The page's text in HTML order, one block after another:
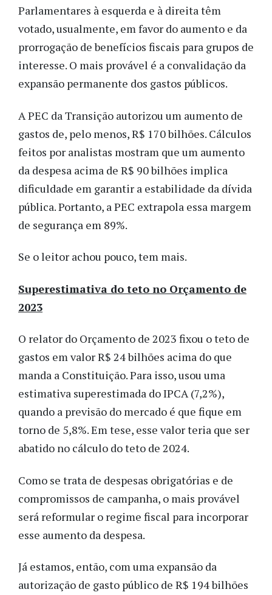
Parlamentares à esquerda e à direita têm
votado, usualmente, em favor do aumento e da
prorrogação de benefícios fiscais para grupos de
interesse. O mais provável é a convalidação da
expansão permanente dos gastos públicos.
A PEC da Transição autorizou um aumento de
gastos de, pelo menos, R$ 170 bilhões. Cálculos
feitos por analistas mostram que um aumento
da despesa acima de R$ 90 bilhões implica
dificuldade em garantir a estabilidade da dívida
pública. Portanto, a PEC extrapola essa margem
de segurança em 89%.
Se o leitor achou pouco, tem mais.
Superestimativa do teto no Orçamento de
2023
O relator do Orçamento de 2023 fixou o teto de
gastos em valor R$ 24 bilhões acima do que
manda a Constituição. Para isso, usou uma
estimativa superestimada do IPCA (7,2%),
quando a previsão do mercado é que fique em
torno de 5,8%. Em tese, esse valor teria que ser
abatido no cálculo do teto de 2024.
Como se trata de despesas obrigatórias e de
compromissos de campanha, o mais provável
será reformular o regime fiscal para incorporar
esse aumento da despesa.
Já estamos, então, com uma expansão da
autorização de gasto público de R$ 194 bilhões